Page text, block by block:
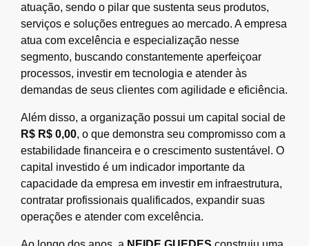
atuação, sendo o pilar que sustenta seus produtos,
serviços e soluções entregues ao mercado. A empresa
atua com excelência e especialização nesse
segmento, buscando constantemente aperfeiçoar
processos, investir em tecnologia e atender às
demandas de seus clientes com agilidade e eficiência.
Além disso, a organização possui um capital social de
R$ R$ 0,00, o que demonstra seu compromisso com a
estabilidade financeira e o crescimento sustentável. O
capital investido é um indicador importante da
capacidade da empresa em investir em infraestrutura,
contratar profissionais qualificados, expandir suas
operações e atender com excelência.